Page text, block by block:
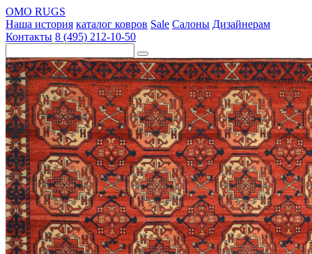
OMO RUGS
Наша история каталог ковров Sale Салоны Дизайнерам
Контакты 8 (495) 212-10-50